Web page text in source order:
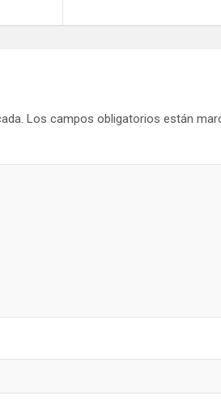
Los campos obligatorios están